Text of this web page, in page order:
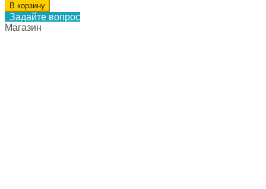
В корзину
Задайте вопрос
Магазин